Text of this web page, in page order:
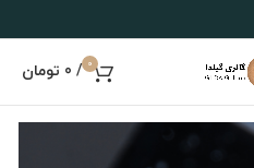
0
/
0 تومان